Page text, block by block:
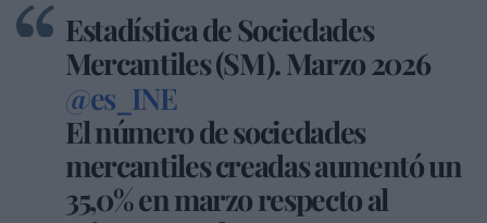
Estadística de Sociedades
Mercantiles (SM). Marzo 2026
@es_INE
El número de sociedades
mercantiles creadas aumentó un
35,0% en marzo respecto al